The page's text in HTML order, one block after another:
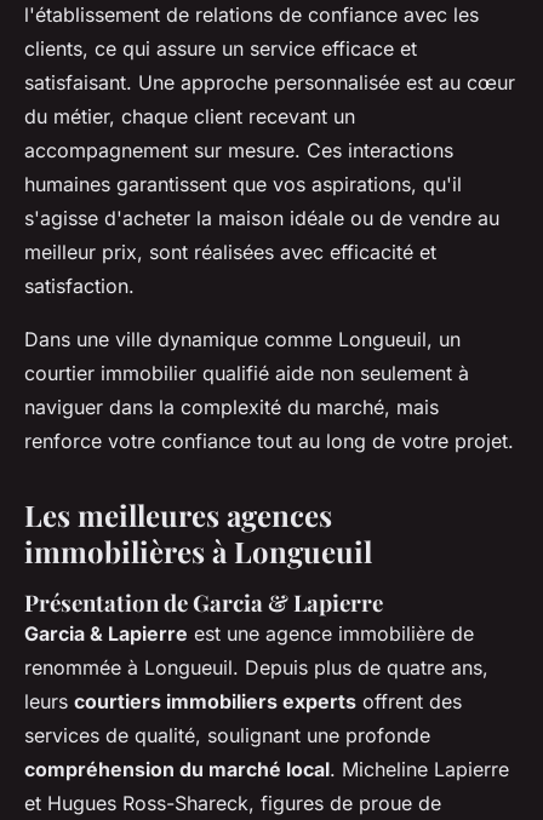
l'établissement de relations de confiance avec les
clients, ce qui assure un service efficace et
satisfaisant. Une approche personnalisée est au cœur
du métier, chaque client recevant un
accompagnement sur mesure. Ces interactions
humaines garantissent que vos aspirations, qu'il
s'agisse d'acheter la maison idéale ou de vendre au
meilleur prix, sont réalisées avec efficacité et
satisfaction.
Dans une ville dynamique comme Longueuil, un
courtier immobilier qualifié aide non seulement à
naviguer dans la complexité du marché, mais
renforce votre confiance tout au long de votre projet.
Les meilleures agences
immobilières à Longueuil
Présentation de Garcia & Lapierre
Garcia & Lapierre est une agence immobilière de
renommée à Longueuil. Depuis plus de quatre ans,
leurs courtiers immobiliers experts offrent des
services de qualité, soulignant une profonde
compréhension du marché local. Micheline Lapierre
et Hugues Ross-Shareck, figures de proue de